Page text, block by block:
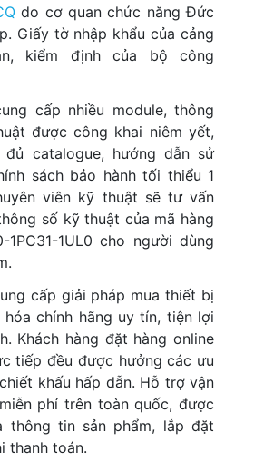
do cơ quan chức năng Đức
Giấy tờ nhập khẩu của cảng
kiểm định của bộ công
cấp nhiều module, thông
được công khai niêm yết,
catalogue, hướng dẫn sử
sách bảo hành tối thiểu 1
viên kỹ thuật sẽ tư vấn
số kỹ thuật của mã hàng
1PC31-1UL0 cho người dùng
cấp giải pháp mua thiết bị
chính hãng uy tín, tiện lợi
Khách hàng đặt hàng online
tiếp đều được hưởng các ưu
khấu hấp dẫn. Hỗ trợ vận
phí trên toàn quốc, được
thông tin sản phẩm, lắp đặt
thanh toán.